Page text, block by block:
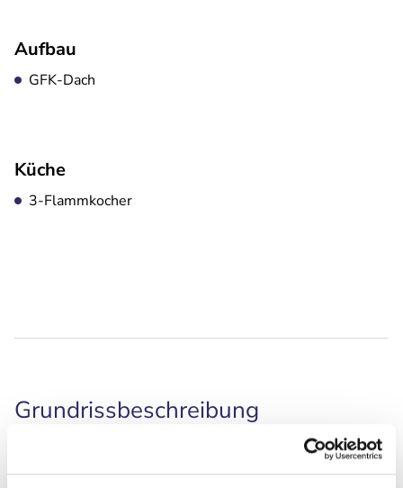
Aufbau
GFK-Dach
Küche
3-Flammkocher
Grundrissbeschreibung